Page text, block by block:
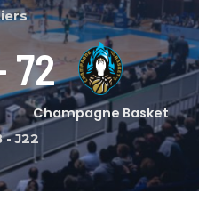
Champagne Basket
72
-J22